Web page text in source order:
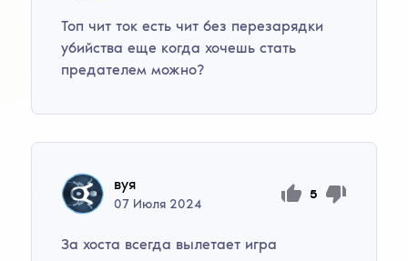
Топ чит ток есть чит без перезарядки
убийства еще когда хочешь стать
предателем можно?
вуя
07 Июля 2024
5
За хоста всегда вылетает игра